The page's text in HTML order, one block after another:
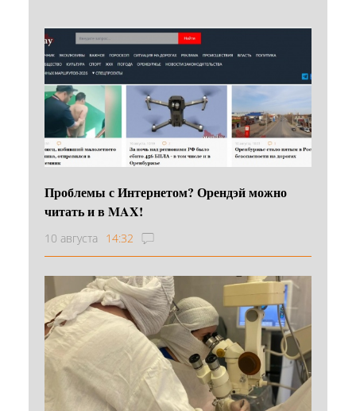
Проблемы с Интернетом? Орендэй можно
читать и в MAX!
10 августа 14:32